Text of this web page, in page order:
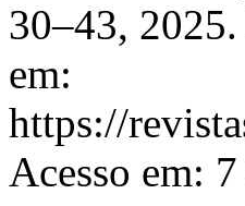
30–43,
em:
https://
Acesso em: